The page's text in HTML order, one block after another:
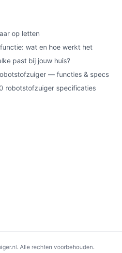
op letten
wat en hoe werkt het
past bij jouw huis?
— functies & specs
robotstofzuiger specificaties
Alle rechten voorbehouden.